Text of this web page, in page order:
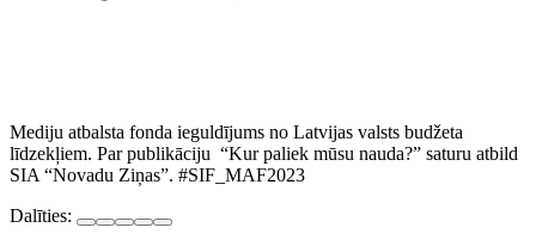
Mediju atbalsta fonda ieguldījums no Latvijas valsts budžeta
līdzekļiem. Par publikāciju “Kur paliek mūsu nauda?” saturu atbild
SIA “Novadu Ziņas”. #SIF_MAF2023
Dalīties: